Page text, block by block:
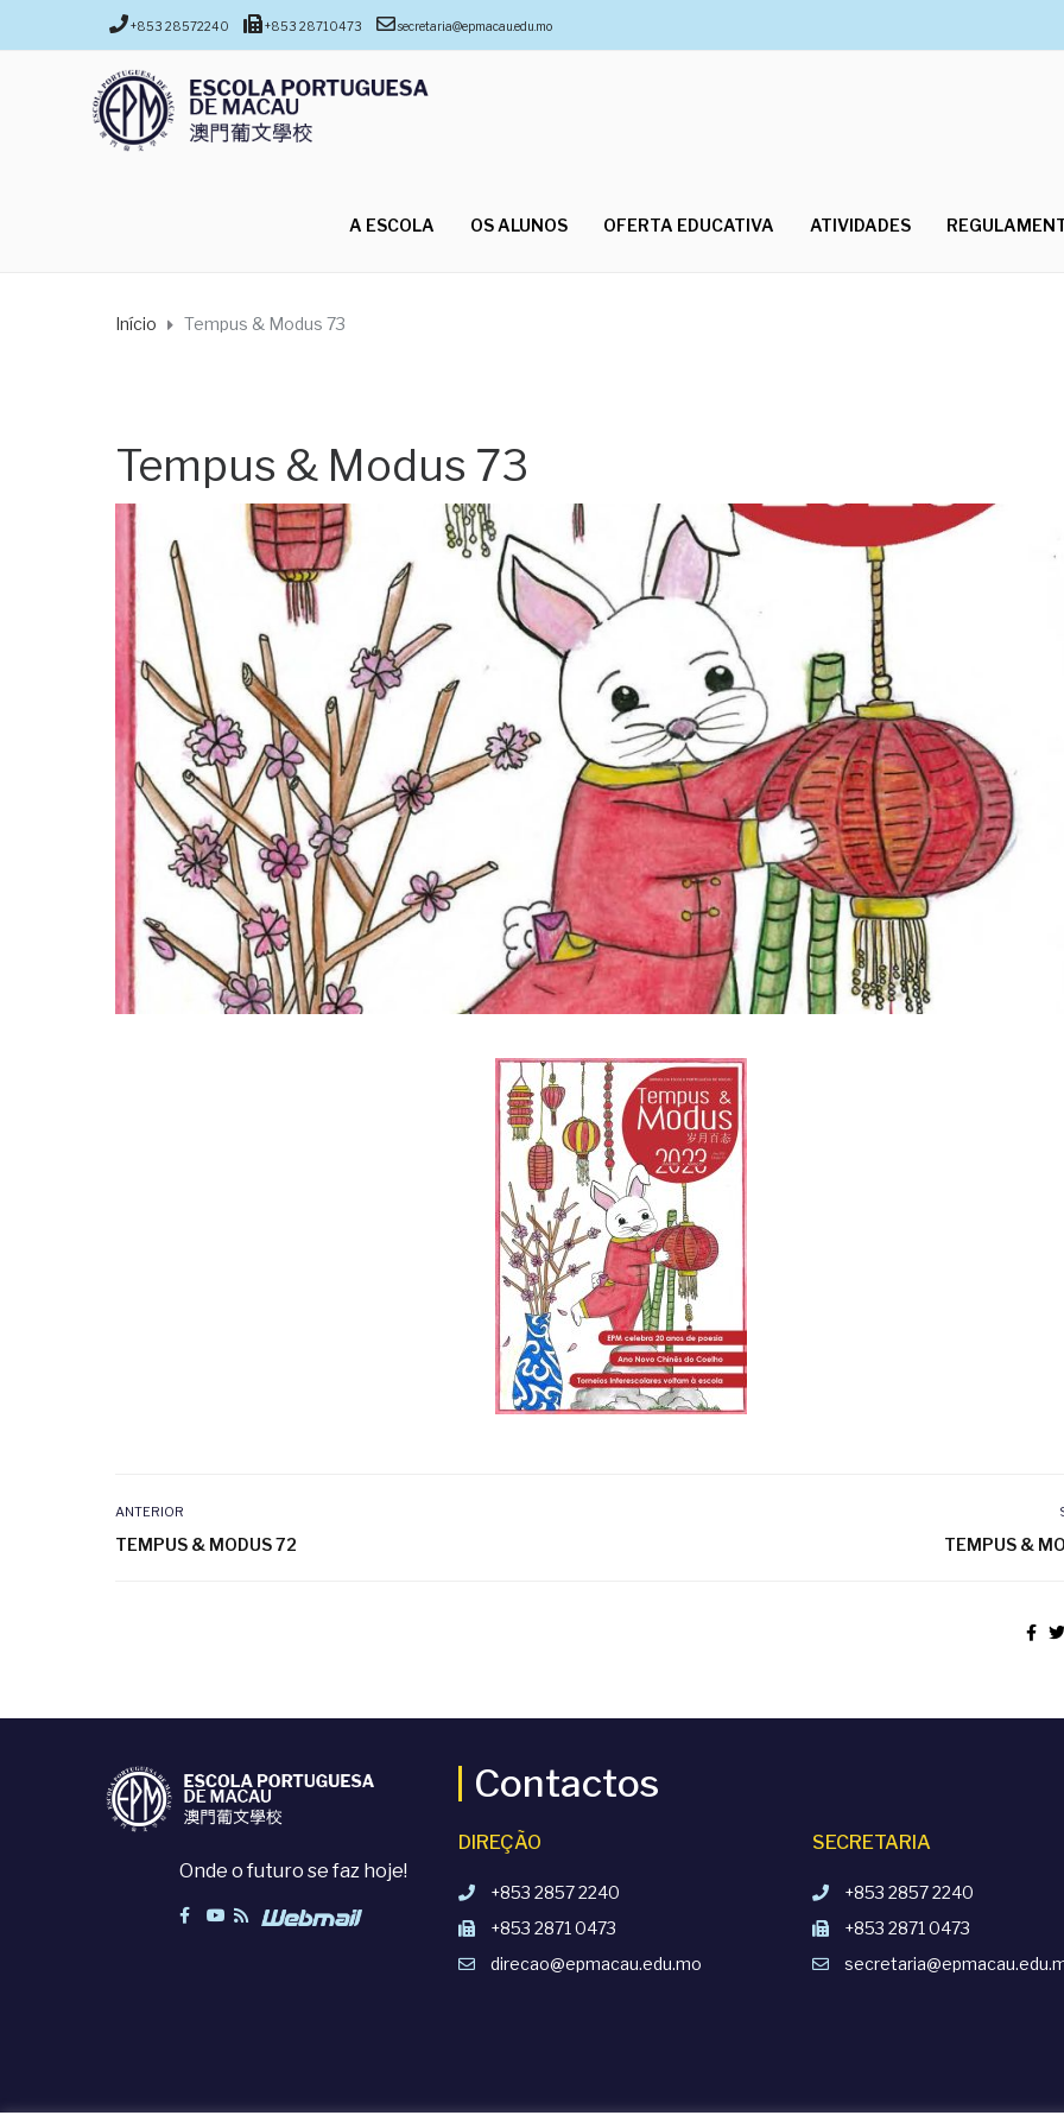
+853 28572240 +853 28710473 secretaria@epmacau.edu.mo
A ESCOLA
OS ALUNOS OFERTA EDUCATIVA ATIVIDADES
Início Tempus & Modus 73
Tempus & Modus 73
ANTERIOR
TEMPUS & MODUS 72 TEMPUS &
Onde o futuro se faz hoje!
Contactos
DIREÇÃO
+853 2857 2240
+853 2871 0473
direcao@epmacau.edu.mo
SECRETARIA
+853 2857 2240
+853 2871 0473